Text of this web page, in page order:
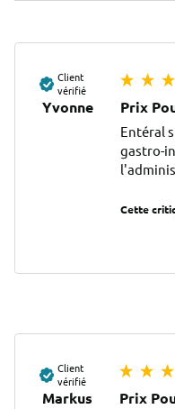
Client
vérifié
Yvonne Prix
Entéral
gastro-
Cette
Client
vérifié
Markus Prix